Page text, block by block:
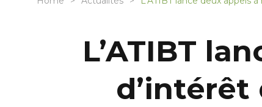
L’ATIBT
d’intérêt